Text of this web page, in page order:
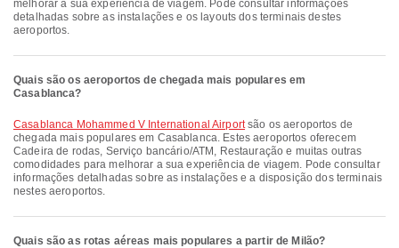
melhorar a sua experiência de viagem. Pode consultar informações
detalhadas sobre as instalações e os layouts dos terminais destes
aeroportos.
Quais são os aeroportos de chegada mais populares em
Casablanca?
Casablanca Mohammed V International Airportsão os aeroportos de
chegada mais populares em Casablanca. Estes aeroportos oferecem
Cadeira de rodas, Serviço bancário/ATM, Restauração e muitas outras
comodidades para melhorar a sua experiência de viagem. Pode consultar
informações detalhadas sobre as instalações e a disposição dos terminais
nestes aeroportos.
Quais são as rotas aéreas mais populares a partir de Milão?